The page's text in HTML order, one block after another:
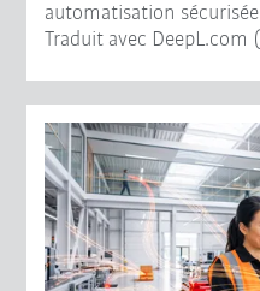
automatisation
Traduit avec